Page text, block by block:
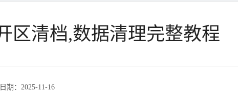
区清档,数据清理完整教程
：2025-11-16